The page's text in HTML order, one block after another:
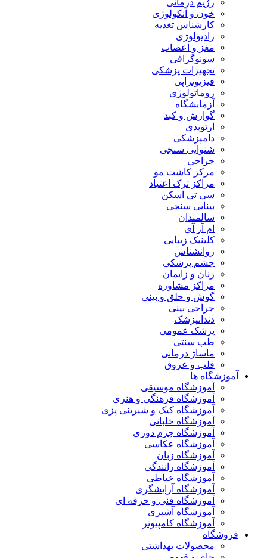
رژیم درمانی
خون و آنکولوژی
کارشناس تغذیه
رادیولوژی
مغز و اعصاب
سونوگرافی
تجهیزات پزشکی
فیزیوتراپی
روماتولوژی
آزمایشگاه
گوارش و کبد
ارتوپدی
دامپزشکی
شنوایی سنجی
جراحی
مرکز کاشت مو
مراکز ترک اعتیاد
سی تی اسکن
بینایی سنجی
سالمندان
ام آر آی
کلینیک زیبایی
روانشناس
چشم پزشکی
زنان و زایمان
مراکز مشاوره
گوش و حلق و بینی
جراحی بینی
دندانپزشک
پزشک عمومی
طب سنتی
ماساژ درمانی
قلب و عروق
آموزشگاه ها
آموزشگاه موسیقی
آموزشگاه فرهنگی و هنری
آموزشگاه کیک و شیرینی پزی
آموزشگاه خلبانی
آموزشگاه چرم دوزی
آموزشگاه عکاسی
آموزشگاه زبان
آموزشگاه رانندگی
آموزشگاه خیاطی
آموزشگاه آرایشگری
آموزشگاه فنی و حرفه ای
آموزشگاه آشپزی
آموزشگاه کامپیوتر
فروشگاه
محصولات بهداشتی